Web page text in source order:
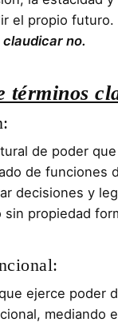
el propio futuro.
no.
términos
de poder
de funciones
decisiones y
sin propiedad
ejerce poder
mediando